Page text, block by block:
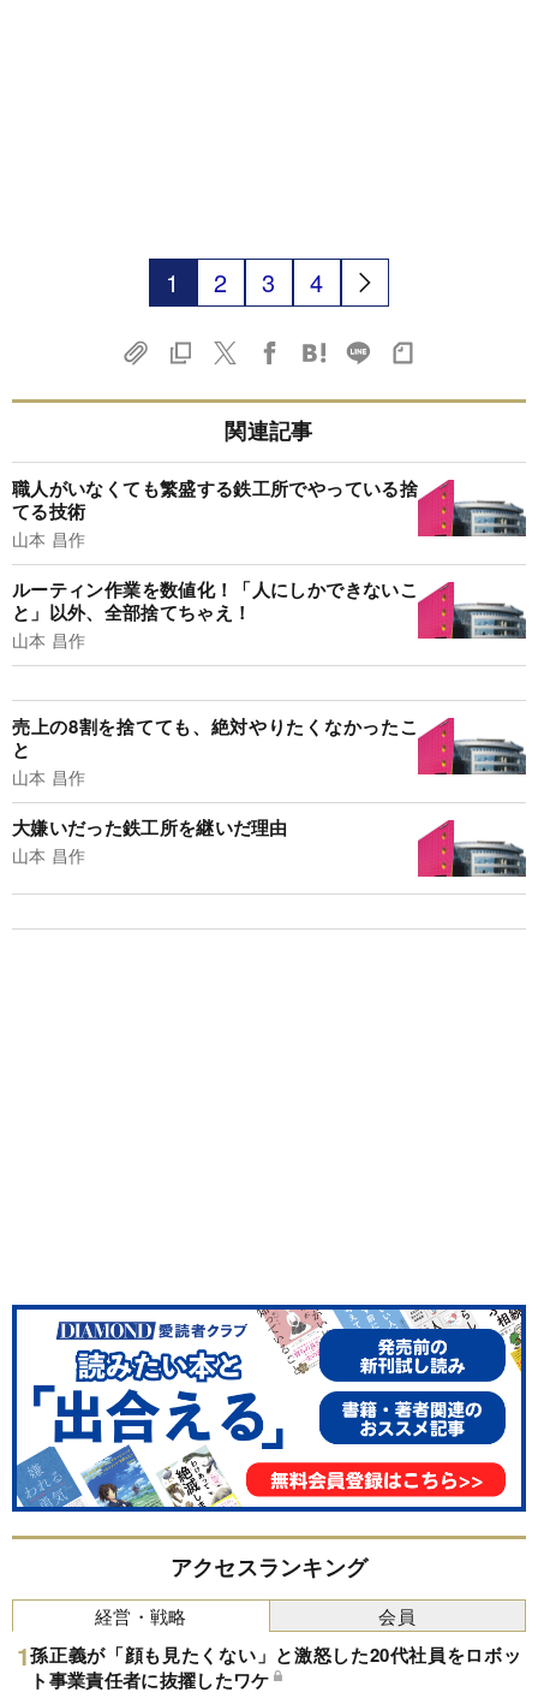
1 2 3 4
関連記事
職人がいなくても繁盛する鉄工所でやっている捨
てる技術
山本 昌作
ルーティン作業を数値化！「人にしかできないこ
と」以外、全部捨てちゃえ！
山本 昌作
売上の8割を捨てても、絶対やりたくなかったこ
と
山本 昌作
大嫌いだった鉄工所を継いだ理由
山本 昌作
アクセスランキング
経営・戦略
孫正義が「顔も見たくない」と激怒した20代社員をロボッ
ト事業責任者に抜擢したワケ
会員